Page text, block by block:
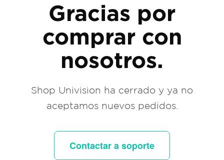
Gracias por
comprar con
nosotros.
Shop Univision ha cerrado y ya no
aceptamos nuevos pedidos.
Contactar a soporte